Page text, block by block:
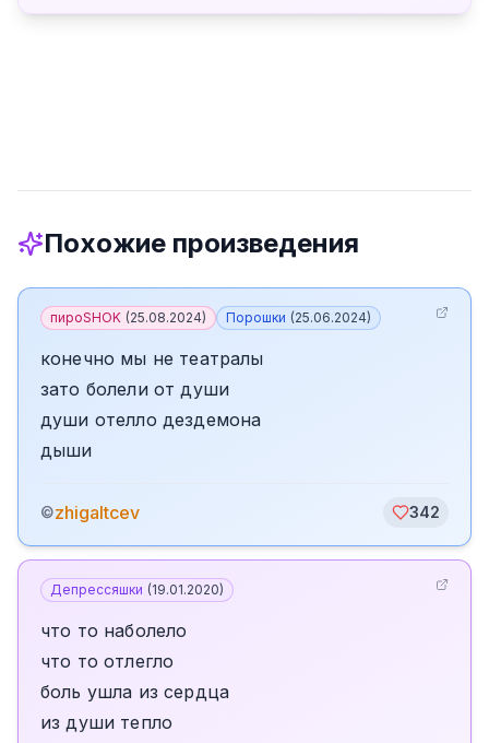
Похожие произведения
пироSHOK (25.08.2024) Порошки (25.06.2024)
конечно мы не театралы
зато болели от души
души отелло дездемона
дыши
©zhigaltcev 342
Депрессяшки (19.01.2020)
что то наболело
что то отлегло
боль ушла из сердца
из души тепло